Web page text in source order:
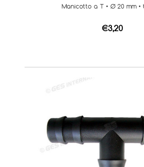
Manicotto a T • Ø 20 mm
€3,20